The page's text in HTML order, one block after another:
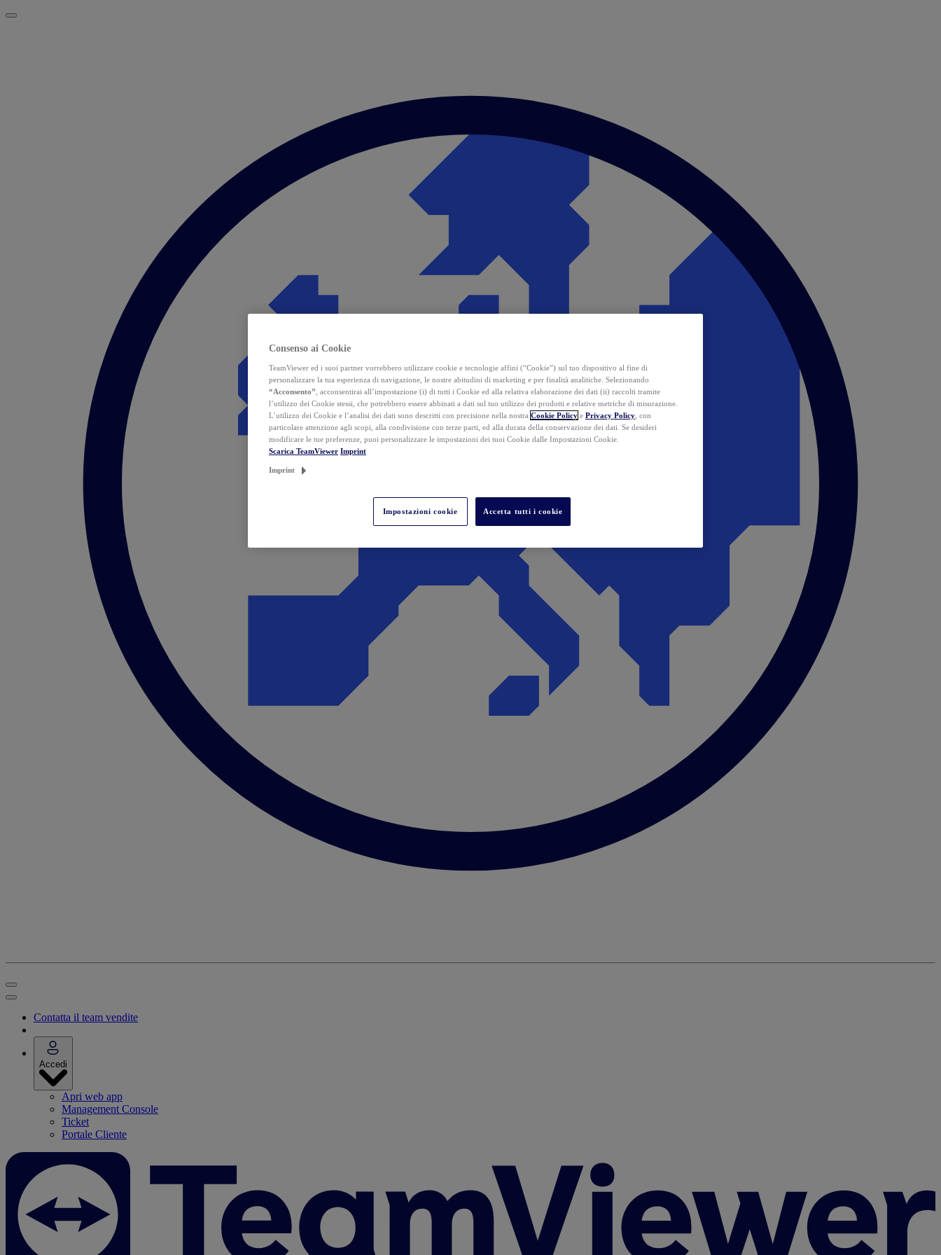
Contatta il team vendite
Accedi
Apri web app
Management Console
Ticket
Portale Cliente
Consenso ai Cookie
TeamViewer ed i suoi partner vorrebbero utilizzare cookie e tecnologie affini (“Cookie”) sul tuo dispositivo al fine di
personalizzare la tua esperienza di navigazione, le nostre abitudini di marketing e per finalità analitiche. Selezionando
“Acconsento” , acconsentirai all’impostazione (i) di tutti i Cookie ed alla relativa elaborazione dei dati (ii) raccolti tramite
l’utilizzo dei Cookie stessi, che potrebbero essere abbinati a dati sul tuo utilizzo dei prodotti e relative metriche di misurazione.
L’utilizzo dei Cookie e l’analisi dei dati sono descritti con precisione nella nostra Cookie Policy e Privacy Policy , con
particolare attenzione agli scopi, alla condivisione con terze parti, ed alla durata della conservazione dei dati. Se desideri
modificare le tue preferenze, puoi personalizzare le impostazioni dei tuoi Cookie dalle Impostazioni Cookie.
Scarica TeamViewer Imprint
Imprint
Impostazioni cookie Accetta tutti i cookie